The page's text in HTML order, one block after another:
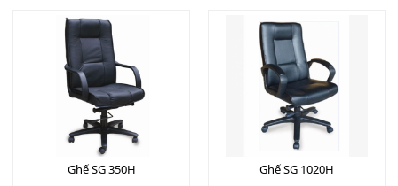
Ghế SG 350H
Ghế SG 1020H